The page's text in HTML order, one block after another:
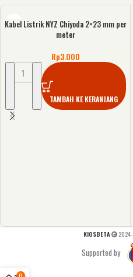
Kabel Listrik NYZ Chiyoda 2×23 mm per
meter
Rp3.000
TAMBAH KE KERANJANG
KIOSBETA 2024-
Supported by
0